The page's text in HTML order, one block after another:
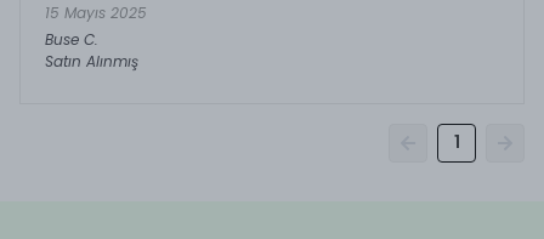
15 Mayıs 2025
Buse C.
Satın Alınmış
1